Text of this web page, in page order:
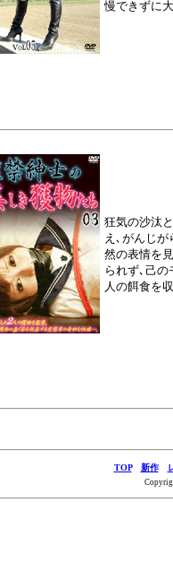
慢できずに
狂気の沙汰
え､がんじ
然の表情を
られず､己
人の餌食を
TOP 新作